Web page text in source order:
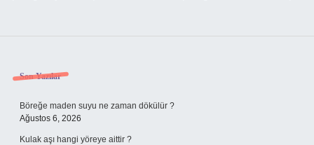
Sidebar
Son Yazılar
Böreğe maden suyu ne zaman dökülür ?
Ağustos 6, 2026
Kulak aşı hangi yöreye aittir ?